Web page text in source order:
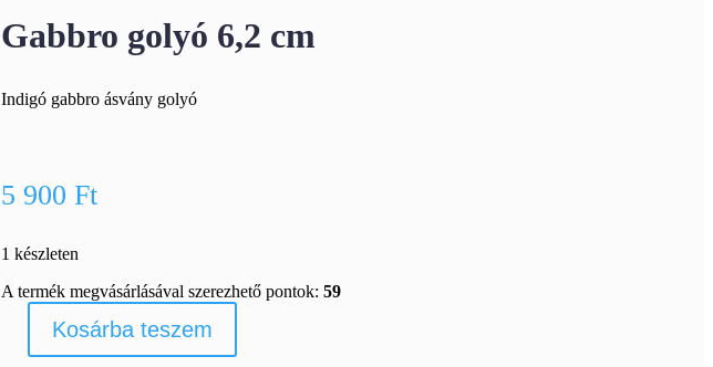
Gabbro golyó 6,2 cm
Indigó gabbro ásvány golyó
5 900Ft
1 készleten
A termék megvásárlásával szerezhető pontok:59
Gabbro
golyó
Kosárba teszem